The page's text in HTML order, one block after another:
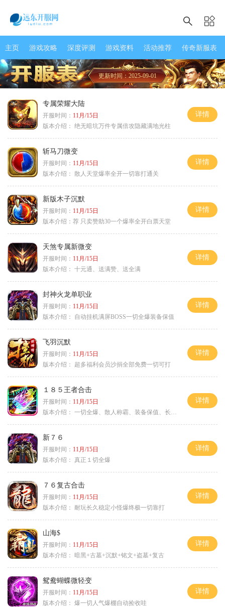
主页 游戏攻略 深度评测 游戏资料 活动推荐 传奇新服表
更新时间：2025-09-01
专属荣耀大陆
开服时间： 11月/15日
版本介绍： 绝无暗坑万件专属倍攻隐藏满地光柱
详情
斩马刀微变
开服时间： 11月/15日
版本介绍： 散人天堂爆率全开一切靠打通关
详情
新版木子沉默
开服时间： 11月/15日
版本介绍： 荐 只卖赞助30一个爆率全开白票天堂
详情
天煞专属新微变
开服时间： 11月/15日
版本介绍： 十元通、送满赞、送全满
详情
封神火龙单职业
开服时间： 11月/15日
版本介绍：
自动挂机满屏BOSS一切全爆装备保值
详情
飞羽沉默
开服时间： 11月/15日
版本介绍：
超多福利会员沙捐全部免费一切可打
详情
１８５王者合击
开服时间： 11月/15日
版本介绍： 一切全爆、散人称霸、装备保值、长期耐玩
详情
新７６
开服时间： 11月/15日
版本介绍： 真正１切全爆
详情
７６复古合击
开服时间： 11月/15日
版本介绍： 耐玩长久稳定小怪爆终极一切靠打
详情
山海$
开服时间： 11月/15日
版本介绍：
暗黑+古墓+沉默+铭文+盗墓+复古
详情
鸳鸯蝴蝶微轻变
开服时间： 11月/15日
版本介绍： 爆一切人气爆棚自动捡收哇
详情